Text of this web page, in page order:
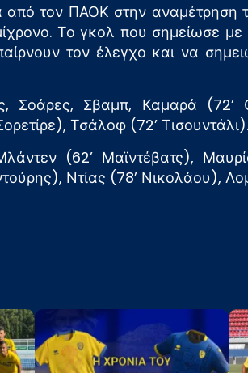
τον ΠΑΟΚ στην αναμέτρηση
Το γκολ που σημείωσε
τον έλεγχο και να
Σοάρες, Σβαμπ, Καμαρά
Τσάλοφ (72’ Τισουντάλι).
(62’ Μαϊντέβατς),
Ντίας (78’ Νικολάου),